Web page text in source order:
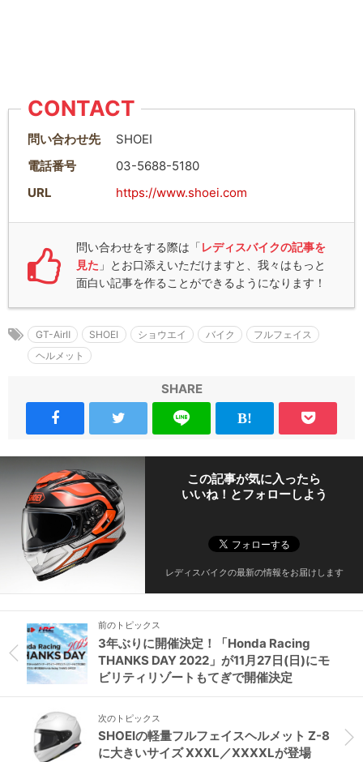
CONTACT
問い合わせ先
SHOEI
電話番号
03-5688-5180
URL
https://www.shoei.com
問い合わせをする際は「 レディスバイクの記事を
見た 」とお口添えいただけますと、我々はもっと
面白い記事を作ることができるようになります！
GT-AirⅡ SHOEI ショウエイ バイク
フルフェイス
ヘルメット
SHARE
この記事が気に入ったら
いいね！とフォローしよう
レディスバイクの最新の情報をお届けします
前のトピックス
3年ぶりに開催決定！「Honda Racing
THANKS DAY 2022」が11月27日(日)にモ
ビリティリゾートもてぎで開催決定
次のトピックス
SHOEIの軽量フルフェイスヘルメット Z-8
に大きいサイズ XXXL／XXXXLが登場